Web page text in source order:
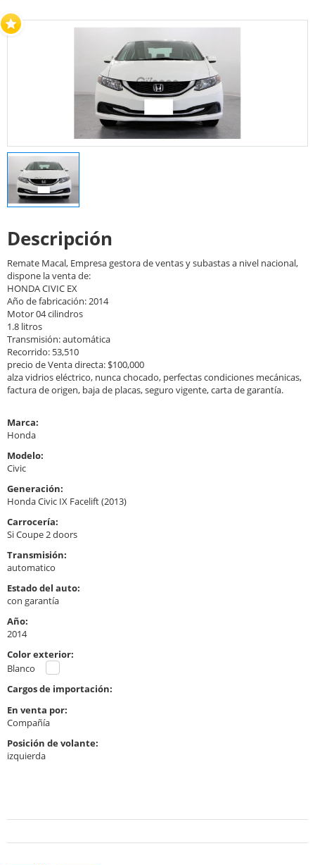
Descripción
Remate Macal, Empresa gestora de ventas y subastas a nivel nacional,
dispone la venta de:
HONDA CIVIC EX
Año de fabricación: 2014
Motor 04 cilindros
1.8 litros
Transmisión: automática
Recorrido: 53,510
precio de Venta directa: $100,000
alza vidrios eléctrico, nunca chocado, perfectas condiciones mecánicas,
factura de origen, baja de placas, seguro vigente, carta de garantía.
Marca:
Honda
Modelo:
Civic
Generación:
Honda Civic IX Facelift (2013)
Carrocería:
Si Coupe 2 doors
Transmisión:
automatico
Estado del auto:
con garantía
Año:
2014
Color exterior:
Blanco
Cargos de importación:
En venta por:
Compañía
Posición de volante:
izquierda